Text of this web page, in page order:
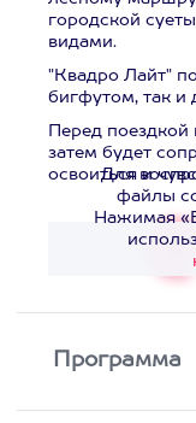
городской
видами.
"Квадро Лайт"
бигфутом, так и
Перед поездкой
затем будет
освоиться и
Для
файлы
Нажимая
Программа